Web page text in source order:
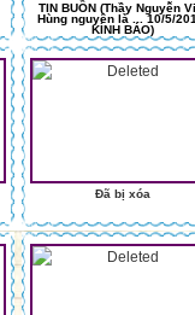
TIN BUỒN (Thầy Nguyễn
Hùng nguyên là ... 10/5/
KÍNH BÁO)
Đã bị xóa